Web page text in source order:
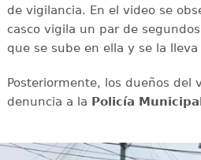
de vigilancia. En el video se
casco vigila un par de
que se sube en ella y se la
Posteriormente, los dueños del
denuncia a la Policía